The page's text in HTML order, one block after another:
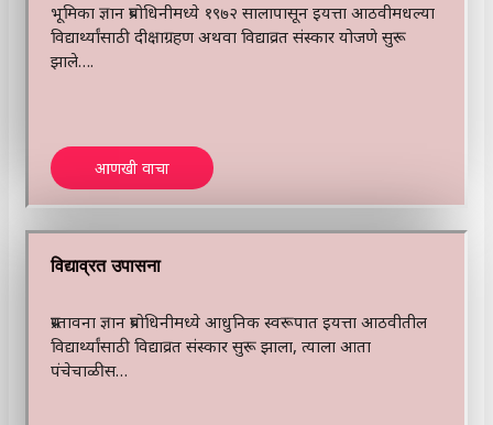
भूमिका ज्ञान प्रबोधिनीमध्ये १९७२ सालापासून इयत्ता आठवीमधल्या
विद्यार्थ्यांसाठी दीक्षाग्रहण अथवा विद्याव्रत संस्कार योजणे सुरू
झाले….
आणखी वाचा
विद्याव्रत उपासना
प्रस्तावना ज्ञान प्रबोधिनीमध्ये आधुनिक स्वरूपात इयत्ता आठवीतील
विद्यार्थ्यांसाठी विद्याव्रत संस्कार सुरू झाला, त्याला आता
पंचेचाळीस…